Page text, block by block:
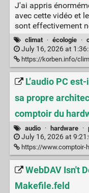
J'ai appris
avec cette vidéo et
sont effectivement
climat · écologie ·
July 16, 2026 at
https://korben.info/
L’audio PC
sa propre
comptoir du
audio · hardware ·
July 16, 2026 at
https://www.comptoir-hardware.com/
WebDAV Isn't
Makefile.feld